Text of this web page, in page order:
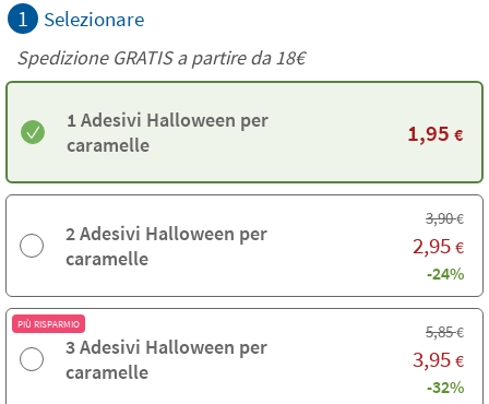
1 Selezionare
Spedizione GRATIS a partire da18€
1 Adesivi Halloween per
caramelle
1,95 €
2 Adesivi Halloween per
caramelle
3,90€
2,95 €
-24%
PIÙ RISPARMIO
3 Adesivi Halloween per
caramelle
5,85€
3,95 €
-32%